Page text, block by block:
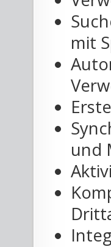
mit
und